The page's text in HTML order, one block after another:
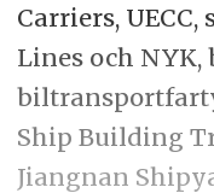
Carriers,
Lines och
Ship Building
Jiangnan